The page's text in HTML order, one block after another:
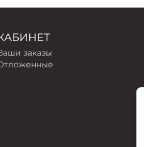
заказы